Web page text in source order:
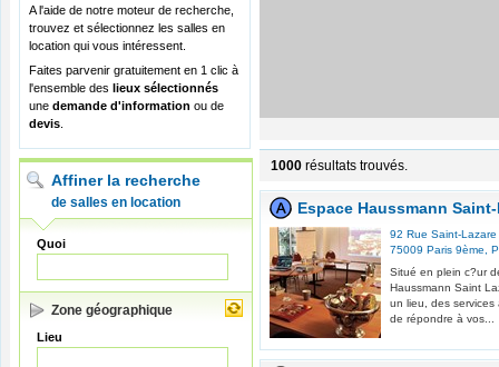
A l'aide de notre moteur de recherche,
trouvez et sélectionnez les salles en
location qui vous intéressent.
Faites parvenir gratuitement en 1 clic à
l'ensemble des lieux sélectionnés
une demande d'information ou de
devis
Affiner la recherche
de salles en location
Quoi
Zone géographique
Lieu
1000 résultats trouvés.
Espace Haussmann
92 Rue Saint-Lazare
75009 Paris 9ème
Situé en plein c?ur
Haussmann Saint
un lieu, des services
de répondre à vos...